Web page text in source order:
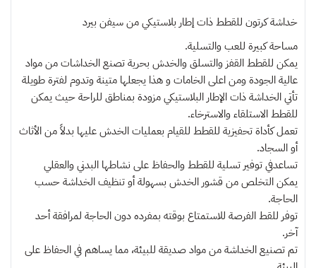
خداشة كرتون للقطط ذات إطار بلاستيكي من سيفن بيرد
مساحة كبيرة للعب والتسلية.
يمكن للقطط القفز والتسلق والخدش بحرية تصنع الخداشات من مواد
عالية الجودة ومن اعلى الخامات و هذا يجعلها متينة وتدوم لفترة طويلة
تأتي الخداشة ذات الإطار البلاستيكي مزودة بمناطق للراحة حيث يمكن
للقطط الاستلقاء والاسترخاء.
تعمل كأداة تحفيزية للقطط للقيام بعمليات الخدش عليها بدلاً من الأثاث
أو السجاد.
تساعدفي توفير تسلية للقطط والحفاظ على نشاطها البدني والعقلي
يمكن التخلص من قشور الخدش بسهولة أو تنظيف الخداشة حسب
الحاجة.
توفر للقط الفرصة للاستمتاع بوقته بمفرده دون الحاجة لمرافقة أحد
آخر.
تم تصنيع الخداشة من مواد صديقة للبيئة، مما يساهم في الحفاظ على